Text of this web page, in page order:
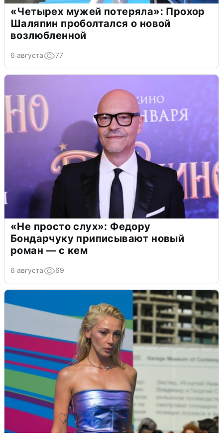
«Четырех мужей потеряла»: Прохор
Шаляпин проболтался о новой
возлюбленной
6 августа 77
«Не просто слух»: Федору
Бондарчуку приписывают новый
роман — с кем
6 августа 69